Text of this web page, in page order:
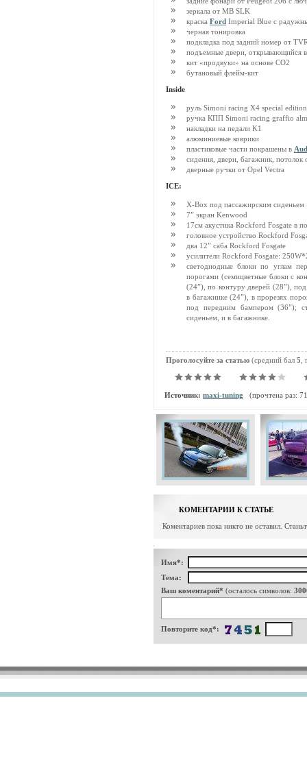
зеркала от MB SLK
краска Ford Imperial Blue с
черная тонировка
подкладка под задний номер от
подъемные двери, открывающийся
кит «продвуки» на основе CO2
бутановый флейм-кит
Inside
руль Simoni racing X4 special edition
ручка КПП Simoni racing graffio
накладки на педали K1
алюминиевые коврики
пластиковые части покрашены в
сидения, двери, багажник, потолок
дверные ручки от Opel Vectra
ICE:
X-Box под пассажирским сиденьем
7” экран Kenwood
17см акустика Rockford Fosgate в
головное устройство Rockford
два 12” саба Rockford Fosgate
усилители Rockford Fosgate:
светодиодные блоки по углам
порогами (семицветные блоки с
(24”), по контуру дверей (28”),
в багажнике (24”), в прорезях
под передним бампером (36”);
сиденьем, и в багажнике.
Проголосуйте за статью (средний бал 5
Источник: maxi-tuning (прочтена раз:
КОМЕНТАРИИ К СТАТЬЕ
Коментариев пока никто не оставил.
Имя*:
Тема:
Ваш коментарий* (осталось символов:
Повторите код*: